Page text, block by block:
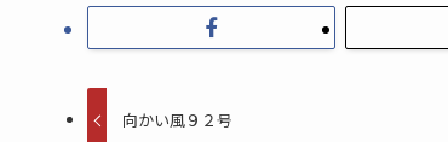
向かい風９２号